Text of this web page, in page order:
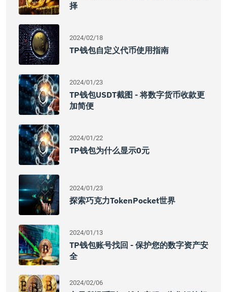
择
2024/02/18
TP钱包自定义代币使用指南
2024/01/23
TP钱包USDT截图 - 将数字货币收款更
加简便
2024/01/22
TP钱包为什么显示0元
2024/01/23
探索巧克力TokenPocket世界
2024/01/13
TP钱包账号找回 - 保护您的数字资产安
全
2024/02/06